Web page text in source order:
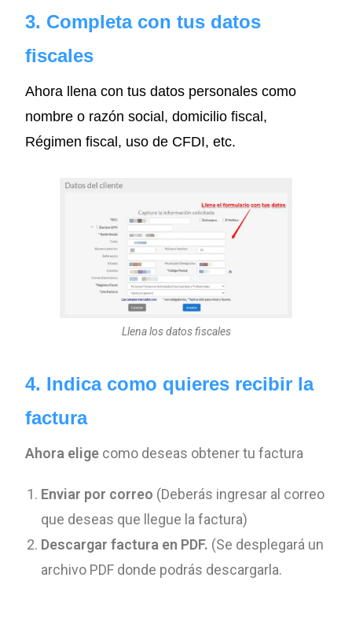
3. Completa con tus datos
fiscales
Ahora llena con tus datos personales como
nombre o razón social, domicilio fiscal,
Régimen fiscal, uso de CFDI, etc.
Llena los datos fiscales
4. Indica como quieres recibir la
factura
Ahora elige como deseas obtener tu factura
Enviar por correo (Deberás ingresar al correo
que deseas que llegue la factura)
Descargar factura en PDF. (Se desplegará un
archivo PDF donde podrás descargarla.